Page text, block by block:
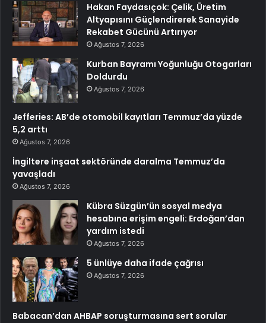
Hakan Faydasıçok: Çelik, Üretim
Altyapısını Güçlendirerek Sanayide
Rekabet Gücünü Artırıyor
Ağustos 7, 2026
Kurban Bayramı Yoğunluğu Otogarları
Doldurdu
Ağustos 7, 2026
Jefferies: AB’de otomobil kayıtları Temmuz’da yüzde
5,2 arttı
Ağustos 7, 2026
İngiltere inşaat sektöründe daralma Temmuz’da
yavaşladı
Ağustos 7, 2026
Kübra Süzgün’ün sosyal medya
hesabına erişim engeli: Erdoğan’dan
yardım istedi
Ağustos 7, 2026
5 ünlüye daha ifade çağrısı
Ağustos 7, 2026
Babacan’dan AHBAP soruşturmasına sert sorular